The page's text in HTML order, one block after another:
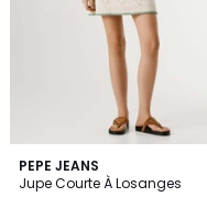
PEPE JEANS
Jupe Courte À Losanges